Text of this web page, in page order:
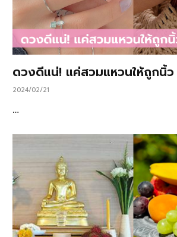
ดวงดีแน่! แค่สวมแหวนให้ถูกนิ้ว
2024/02/21
…